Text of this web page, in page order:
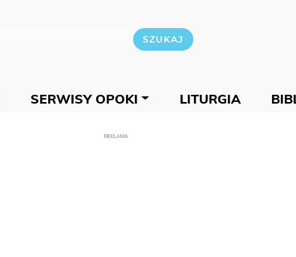
SERWISY OPOKI LITURGIA
REKLAMA